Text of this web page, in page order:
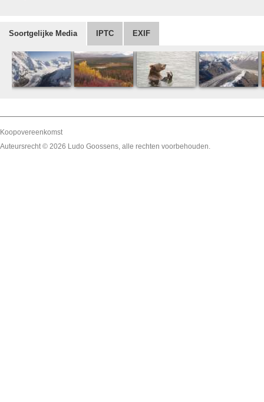
Soortgelijke Media IPTC EXIF
Koopovereenkomst
Auteursrecht © 2026 Ludo Goossens, alle rechten voorbehouden.